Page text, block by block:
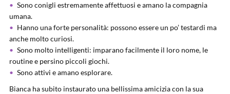
Sono conigli estremamente affettuosi e amano la compagnia
umana.
Hanno una forte personalità: possono essere un po’ testardi ma
anche molto curiosi.
Sono molto intelligenti: imparano facilmente il loro nome, le
routine e persino piccoli giochi.
Sono attivi e amano esplorare.
Bianca ha subito instaurato una bellissima amicizia con la sua